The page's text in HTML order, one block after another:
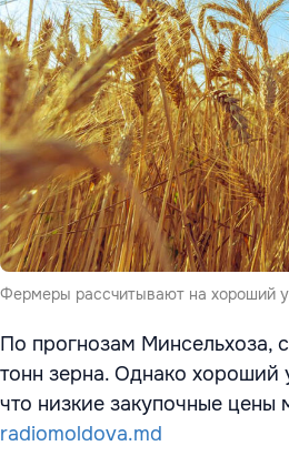
Фермеры рассчитывают на хороший
По прогнозам Минсельхоза,
тонн зерна. Однако хороший
что низкие закупочные цены
radiomoldova.md